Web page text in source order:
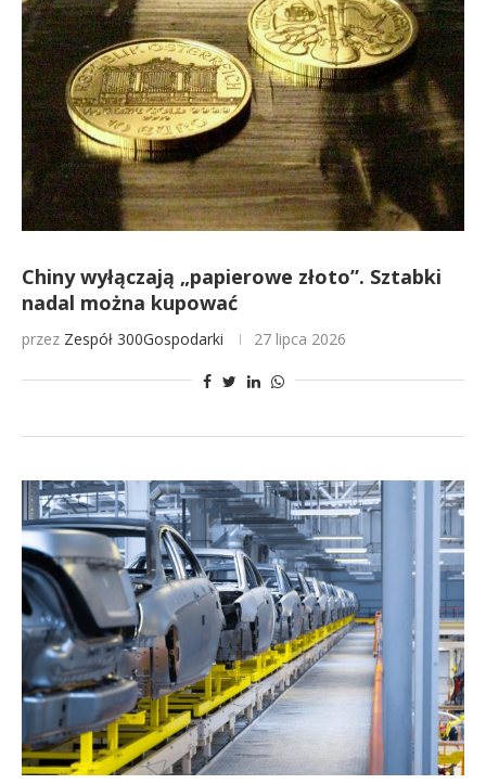
Chiny wyłączają „papierowe złoto”. Sztabki
nadal można kupować
przez Zespół 300Gospodarki 27 lipca 2026